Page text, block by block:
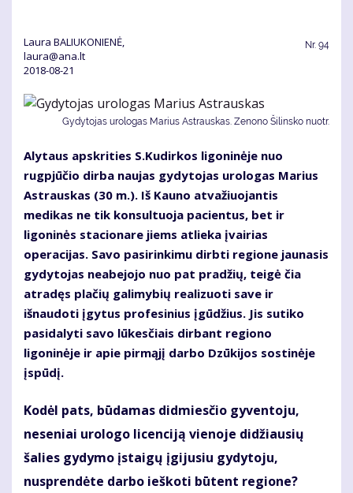
Laura BALIUKONIENĖ,
laura@ana.lt
2018-08-21
Nr. 94
Gydytojas urologas Marius Astrauskas. Zenono Šilinsko nuotr.
Alytaus apskrities S.Kudirkos ligoninėje nuo
rugpjūčio dirba naujas gydytojas urologas Marius
Astrauskas (30 m.). Iš Kauno atvažiuojantis
medikas ne tik konsultuoja pacientus, bet ir
ligoninės stacionare jiems atlieka įvairias
operacijas. Savo pasirinkimu dirbti regione jaunasis
gydytojas neabejojo nuo pat pradžių, teigė čia
atradęs plačių galimybių realizuoti save ir
išnaudoti įgytus profesinius įgūdžius. Jis sutiko
pasidalyti savo lūkesčiais dirbant regiono
ligoninėje ir apie pirmąjį darbo Dzūkijos sostinėje
įspūdį.
Kodėl pats, būdamas didmiesčio gyventoju,
neseniai urologo licenciją vienoje didžiausių
šalies gydymo įstaigų įgijusiu gydytoju,
nusprendėte darbo ieškoti būtent regione?